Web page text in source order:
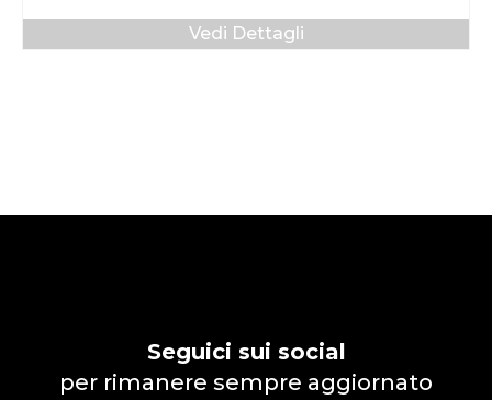
Vedi Dettagli
Seguici sui social
per rimanere sempre aggiornato